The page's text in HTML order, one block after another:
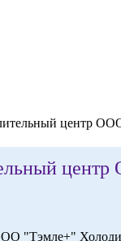
центр
"Тэмле+"